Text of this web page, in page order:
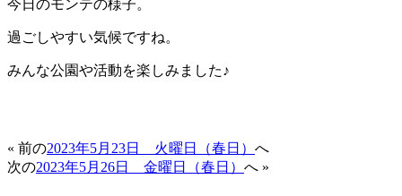
今日のモンテの様子。
過ごしやすい気候ですね。
みんな公園や活動を楽しみました♪
« 前の2023年5月23日 火曜日（春日） へ
次の2023年5月26日 金曜日（春日） へ »